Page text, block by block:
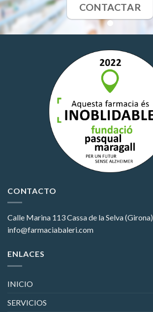
CONTACTAR
CONTACTO
Calle Marina 113Cassa de la Selva (Girona)
info@farmaciabaleri.com
ENLACES
INICIO
SERVICIOS